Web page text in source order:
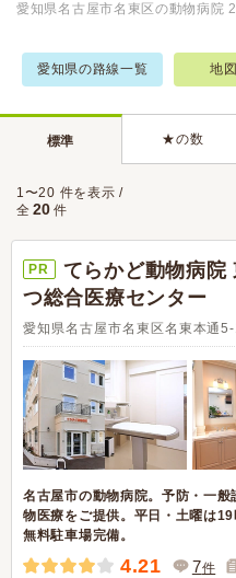
愛知県名古屋市名東区の動物病院
愛知県の路線一覧 地
標準 ★の数
1〜20 件を表示 /
全 20 件
PR
てらかど動物病院
つ総合医療センター
愛知県名古屋市名東区名東本通
名古屋市の動物病院。予防・一
物医療をご提供。平日・土曜は
無料駐車場完備。
4.21 7件